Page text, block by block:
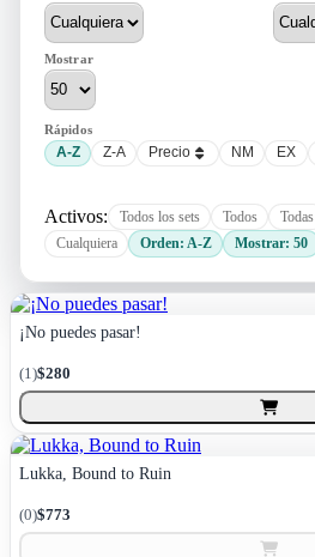
Mostrar
Rápidos
A-Z Z-A Precio NM EX
Activos: Todos los sets Todos Todas
Cualquiera
Orden: A-Z Mostrar: 50
¡No puedes pasar!
(1)$280
Lukka, Bound to Ruin
(0)$773